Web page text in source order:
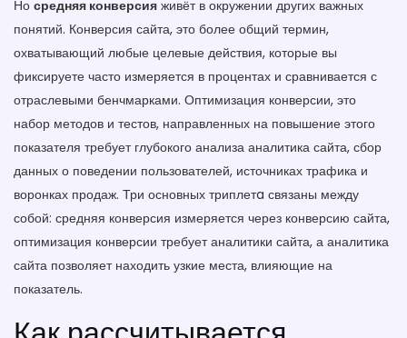
Но средняя конверсия живёт в окружении других важных
понятий. Конверсия сайта, это более общий термин,
охватывающий любые целевые действия, которые вы
фиксируете часто измеряется в процентах и сравнивается с
отраслевыми бенчмарками. Оптимизация конверсии, это
набор методов и тестов, направленных на повышение этого
показателя требует глубокого анализа аналитика сайта, сбор
данных о поведении пользователей, источниках трафика и
воронках продаж. Три основных триплетa связаны между
собой: средняя конверсия измеряется через конверсию сайта,
оптимизация конверсии требует аналитики сайта, а аналитика
сайта позволяет находить узкие места, влияющие на
показатель.